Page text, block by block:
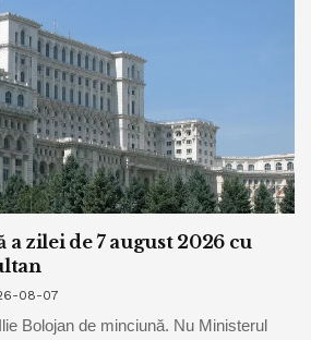
zilei de 7 august 2026 cu
08-07
Bolojan de minciună. Nu Ministerul